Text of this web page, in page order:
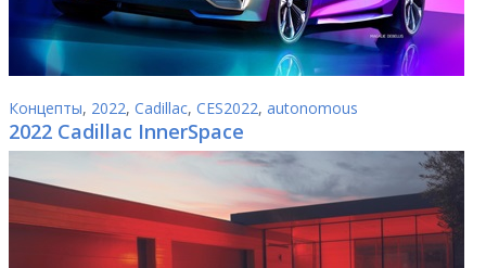
Концепты, 2022, Cadillac, CES2022, autonomous
2022 Cadillac InnerSpace